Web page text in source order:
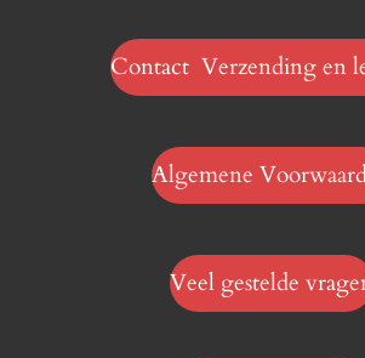
Contact Verzending en
Algemene
Veel gestelde